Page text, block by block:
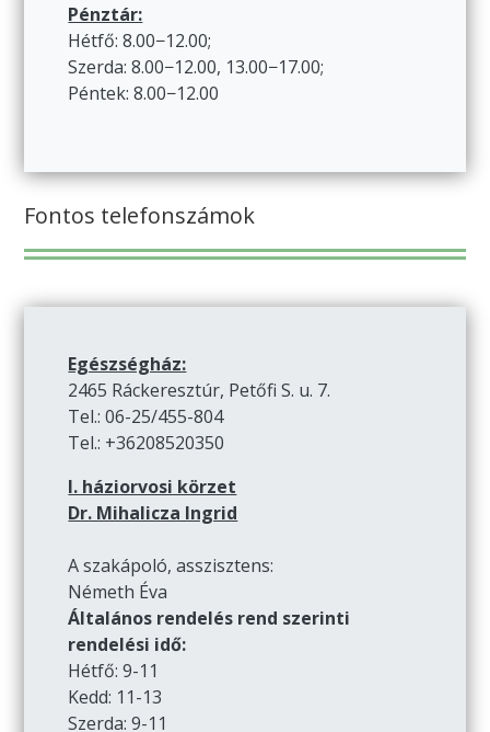
Pénztár:
Hétfő: 8.00−12.00;
Szerda: 8.00−12.00, 13.00−17.00;
Péntek: 8.00−12.00
Fontos telefonszámok
Egészségház:
2465 Ráckeresztúr, Petőfi S. u. 7.
Tel.: 06-25/455-804
Tel.: +36208520350
I. háziorvosi körzet
Dr. Mihalicza Ingrid
A szakápoló, asszisztens:
Németh Éva
Általános rendelés rend szerinti
rendelési idő:
Hétfő: 9-11
Kedd: 11-13
Szerda: 9-11